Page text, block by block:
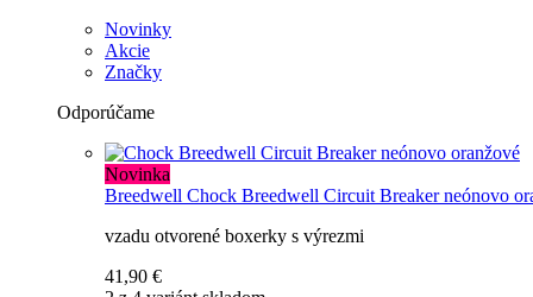
Novinky
Akcie
Značky
Odporúčame
Novinka
Breedwell Chock Breedwell Circuit Breaker neónovo
vzadu otvorené boxerky s výrezmi
41,90 €